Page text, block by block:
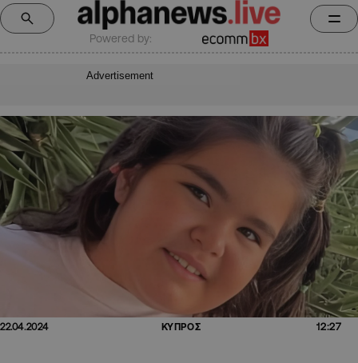
Powered by:
Advertisement
22.04.2024 ΚΥΠΡΟΣ 12:27